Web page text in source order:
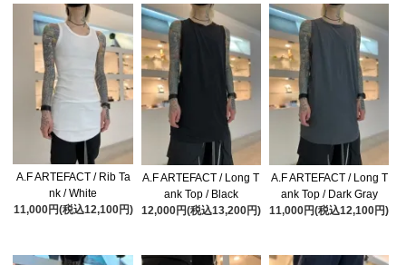
A.F ARTEFACT / Rib Ta
nk / White
11,000円(税込12,100円)
A.F ARTEFACT / Long T
ank Top / Black
12,000円(税込13,200円)
A.F ARTEFACT / Long T
ank Top / Dark Gray
11,000円(税込12,100円)